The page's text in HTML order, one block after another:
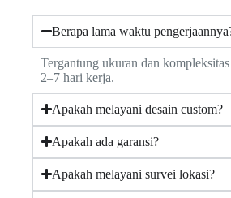
Berapa lama waktu
Tergantung ukuran dan
2–7 hari kerja.
Apakah melayani desain custom?
Apakah ada garansi?
Apakah melayani survei lokasi?